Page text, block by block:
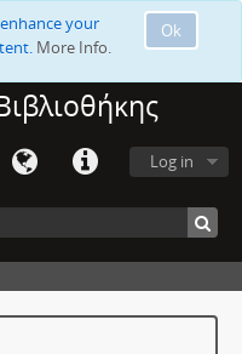
Ok
your
More Info.
Log in